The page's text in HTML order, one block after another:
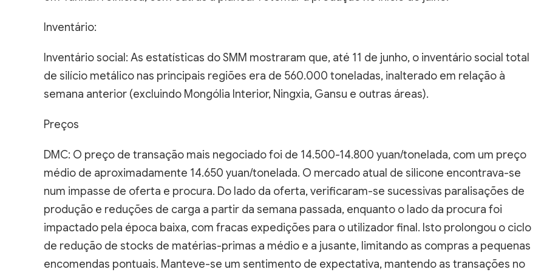
Inventário:
Inventário social: As estatísticas do SMM mostraram que, até 11 de junho, o inventário social total
de silício metálico nas principais regiões era de 560.000 toneladas, inalterado em relação à
semana anterior (excluindo Mongólia Interior, Ningxia, Gansu e outras áreas).
Preços
DMC: O preço de transação mais negociado foi de 14.500-14.800 yuan/tonelada, com um preço
médio de aproximadamente 14.650 yuan/tonelada. O mercado atual de silicone encontrava-se
num impasse de oferta e procura. Do lado da oferta, verificaram-se sucessivas paralisações de
produção e reduções de carga a partir da semana passada, enquanto o lado da procura foi
impactado pela época baixa, com fracas expedições para o utilizador final. Isto prolongou o ciclo
de redução de stocks de matérias-primas a médio e a jusante, limitando as compras a pequenas
encomendas pontuais. Manteve-se um sentimento de expectativa, mantendo as transações no